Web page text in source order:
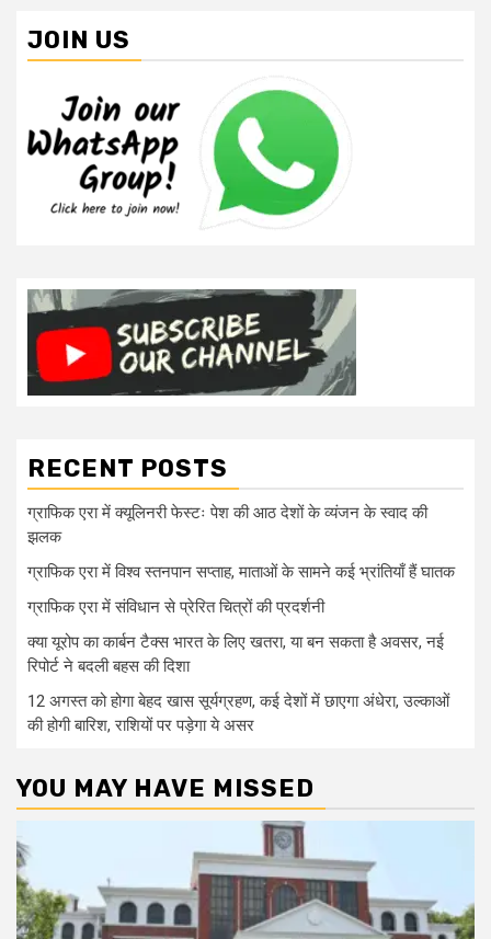
JOIN US
RECENT POSTS
ग्राफिक एरा में क्यूलिनरी फेस्टः पेश की आठ देशों के व्यंजन के स्वाद की
झलक
ग्राफिक एरा में विश्व स्तनपान सप्ताह, माताओं के सामने कई भ्रांतियाँ हैं घातक
ग्राफिक एरा में संविधान से प्रेरित चित्रों की प्रदर्शनी
क्या यूरोप का कार्बन टैक्स भारत के लिए खतरा, या बन सकता है अवसर, नई
रिपोर्ट ने बदली बहस की दिशा
12 अगस्त को होगा बेहद खास सूर्यग्रहण, कई देशों में छाएगा अंधेरा, उल्काओं
की होगी बारिश, राशियों पर पड़ेगा ये असर
YOU MAY HAVE MISSED